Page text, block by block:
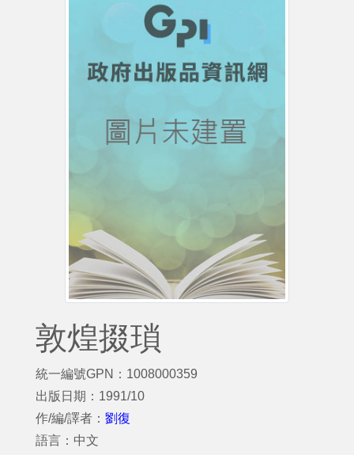
敦煌掇瑣
統一編號GPN：1008000359
出版日期：1991/10
作/編/譯者： 劉復
語言：中文